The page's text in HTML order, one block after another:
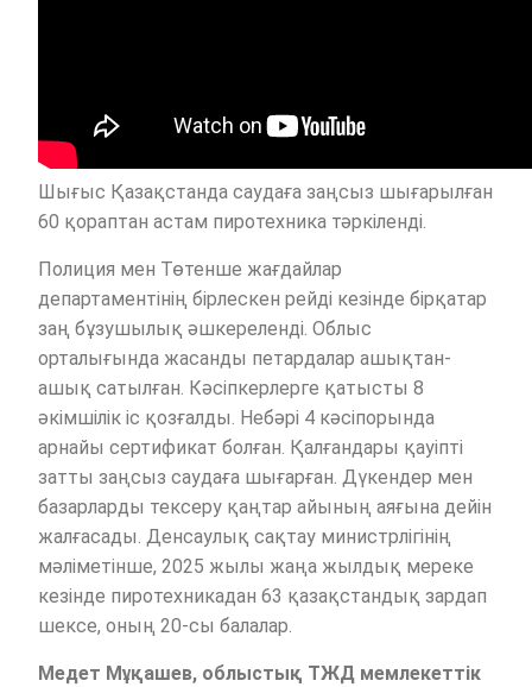
Шығыс Қазақстанда саудаға заңсыз шығарылған
60 қораптан астам пиротехника тәркіленді.
Полиция мен Төтенше жағдайлар
департаментінің бірлескен рейді кезінде бірқатар
заң бұзушылық әшкереленді. Облыс
орталығында жасанды петардалар ашықтан-
ашық сатылған. Кәсіпкерлерге қатысты 8
әкімшілік іс қозғалды. Небәрі 4 кәсіпорында
арнайы сертификат болған. Қалғандары қауіпті
затты заңсыз саудаға шығарған. Дүкендер мен
базарларды тексеру қаңтар айының аяғына дейін
жалғасады. Денсаулық сақтау министрлігінің
мәліметінше, 2025 жылы жаңа жылдық мереке
кезінде пиротехникадан 63 қазақстандық зардап
шексе, оның 20-сы балалар.
Медет Мұқашев, облыстық ТЖД мемлекеттік